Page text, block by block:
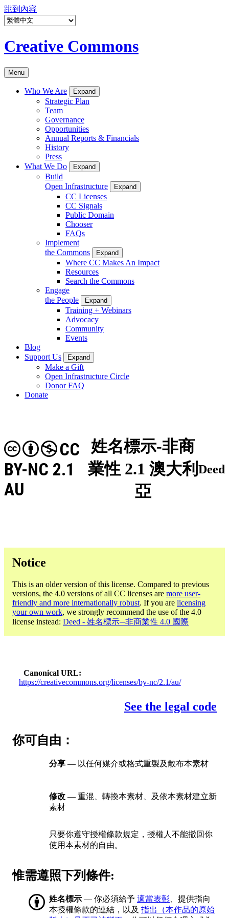
跳到內容
Creative Commons
Menu
Who We Are Expand
Strategic Plan
Team
Governance
Opportunities
Annual Reports & Financials
History
Press
What We Do
Expand
Build
Open Infrastructure
Expand
CC Licenses
CC Signals
Public Domain
Chooser
FAQs
Implement
the Commons
Expand
Where CC Makes An Impact
Resources
Search the Commons
Engage
the People
Expand
Training + Webinars
Advocacy
Community
Events
Blog
Support Us
Expand
Make a Gift
Open Infrastructure Circle
Donor FAQ
Donate
姓名標示-非商
業性 2.1 澳大利
亞
CC
BY-NC 2.1
AU
Deed
Notice
This is an older version of this license. Compared to previous
versions, the 4.0 versions of all CC licenses are more user-
friendly and more internationally robust. If you are licensing
your own work, we strongly recommend the use of the 4.0
license instead: Deed - 姓名標示─非商業性 4.0 國際
Canonical URL
https://creativecommons.org/licenses/by-nc/2.1/au/
See the legal code
你可自由：
分享 — 以任何媒介或格式重製及散布本素材
修改 — 重混、轉換本素材、及依本素材建立新
素材
只要你遵守授權條款規定，授權人不能撤回你
使用本素材的自由。
惟需遵照下列條件:
姓名標示 — 你必須給予 適當表彰 、提供指向
本授權條款的連結，以及 指出（本作品的原始